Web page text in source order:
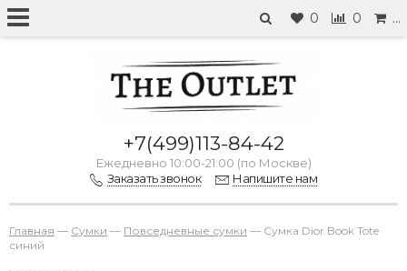
0 0 …
+7(499)113-84-42
Ежедневно 10:00-21:00 (по Москве)
Заказать звонок
Напишите нам
Главная — Сумки — Повседневные сумки — Сумка Dior Book Tote
синий